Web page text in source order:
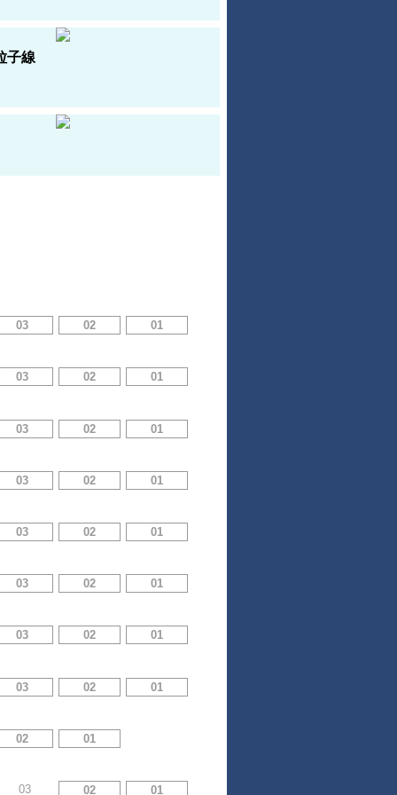
子線
03 02 01
03 02 01
03 02 01
03 02 01
03 02 01
03 02 01
03 02 01
03 02 01
02 01
03 02 01